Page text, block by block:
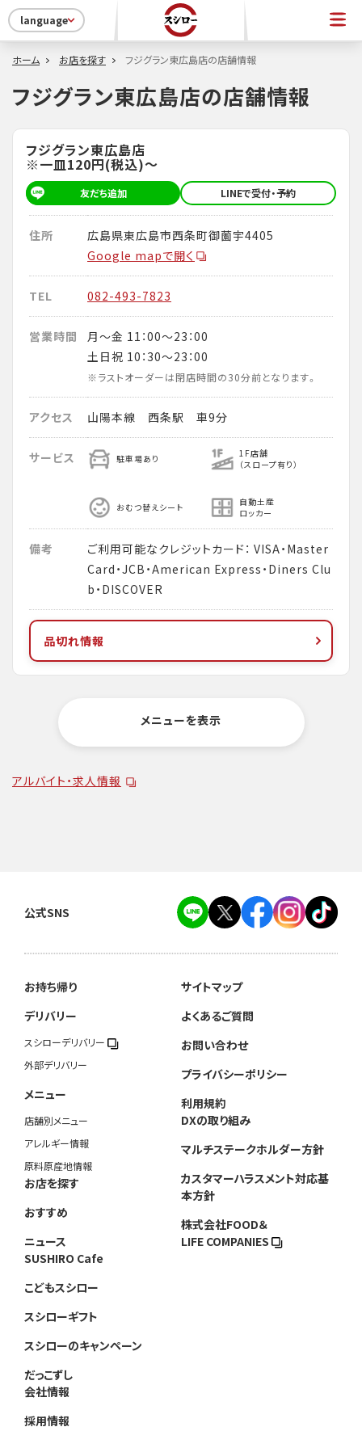
language
ホーム お店を探す フジグラン東広島店の店舗情報
フジグラン東広島店の店舗情報
フジグラン東広島店
※一皿120円(税込)～
友だち追加 LINEで受付・予約
住所
広島県東広島市西条町御薗宇4405
Google mapで開く
TEL 082-493-7823
営業時間
月～金 11：00～23：00
土日祝 10：30～23：00
※ラストオーダーは閉店時間の30分前となります。
アクセス 山陽本線 西条駅 車9分
サービス 駐車場あり
1F店舗
（スロープ有り）
おむつ替えシート
自動土産
ロッカー
備考
ご利用可能なクレジットカード： VISA・Master
Card・JCB・American Express・Diners Clu
b・DISCOVER
品切れ情報
メニューを表示
アルバイト・求人情報
公式SNS
お持ち帰り
デリバリー
スシローデリバリー
外部デリバリー
メニュー
店舗別メニュー
アレルギー情報
原料原産地情報
お店を探す
おすすめ
ニュース
SUSHIRO Cafe
こどもスシロー
スシローギフト
スシローのキャンペーン
だっこずし
会社情報
採用情報
サイトマップ
よくあるご質問
お問い合わせ
プライバシーポリシー
利用規約
DXの取り組み
マルチステークホルダー方針
カスタマーハラスメント対応基
本方針
株式会社FOOD＆
LIFE COMPANIES